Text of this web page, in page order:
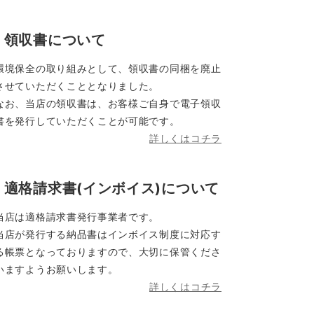
領収書について
境保全の取り組みとして、領収書の同梱を廃止
せていただくこととなりました。
お、当店の領収書は、お客様ご自身で電子領収
を発行していただくことが可能です。
詳しくはコチラ
適格請求書(インボイス)について
店は適格請求書発行事業者です。
店が発行する納品書はインボイス制度に対応す
帳票となっておりますので、大切に保管くださ
ますようお願いします。
詳しくはコチラ